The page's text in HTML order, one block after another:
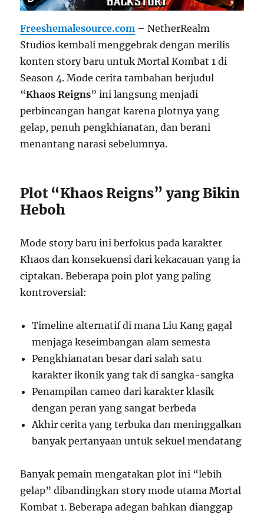
Freeshemalesource.com – NetherRealm
Studios kembali menggebrak dengan merilis
konten story baru untuk Mortal Kombat 1 di
Season 4. Mode cerita tambahan berjudul
“Khaos Reigns” ini langsung menjadi
perbincangan hangat karena plotnya yang
gelap, penuh pengkhianatan, dan berani
menantang narasi sebelumnya.
Plot “Khaos Reigns” yang Bikin
Heboh
Mode story baru ini berfokus pada karakter
Khaos dan konsekuensi dari kekacauan yang ia
ciptakan. Beberapa poin plot yang paling
kontroversial:
Timeline alternatif di mana Liu Kang gagal
menjaga keseimbangan alam semesta
Pengkhianatan besar dari salah satu
karakter ikonik yang tak di sangka-sangka
Penampilan cameo dari karakter klasik
dengan peran yang sangat berbeda
Akhir cerita yang terbuka dan meninggalkan
banyak pertanyaan untuk sekuel mendatang
Banyak pemain mengatakan plot ini “lebih
gelap” dibandingkan story mode utama Mortal
Kombat 1. Beberapa adegan bahkan dianggap